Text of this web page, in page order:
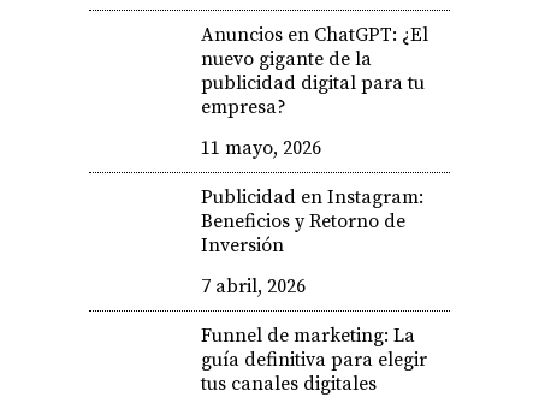
Anuncios en ChatGPT: ¿El
nuevo gigante de la
publicidad digital para tu
empresa?
11 mayo, 2026
Publicidad en Instagram:
Beneficios y Retorno de
Inversión
7 abril, 2026
Funnel de marketing: La
guía definitiva para elegir
tus canales digitales